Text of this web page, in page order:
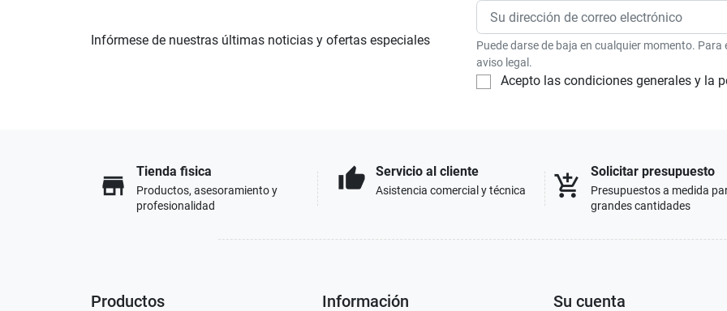
Infórmese de nuestras últimas noticias y ofertas especiales
Puede darse de baja en cualquier momento.
aviso legal.
Acepto las condiciones generales y la
store
Tienda fisica
Productos, asesoramiento y
profesionalidad
thumb_up Servicio al cliente
Asistencia comercial y técnica add_shopping_cart
Solicitar presupuesto
Presupuestos a medida
grandes cantidades
Productos Información Su cuenta